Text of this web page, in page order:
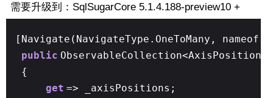
需要升级到：SqlSugarCore 5.1.4.188-preview10 +
[Navigate(NavigateType.OneToMany,
public
{
get => _axisPositions;